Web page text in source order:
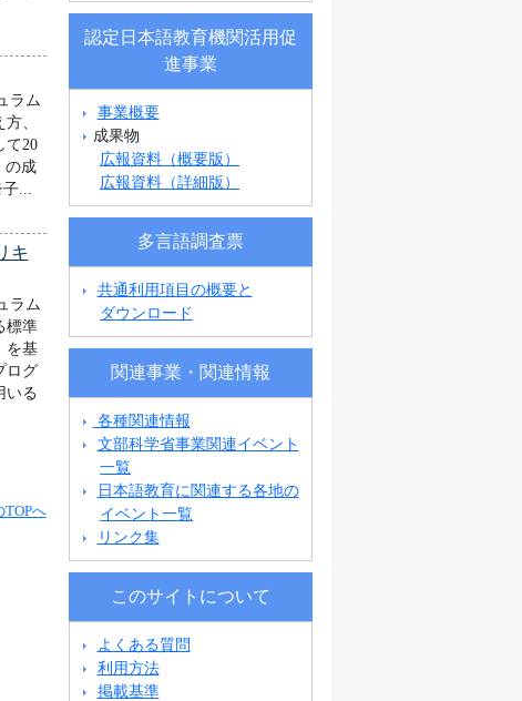
ラム
、
て20
の成
...
キ
ラム
標準
を基
ログ
いる
TOPへ
認定日本語教育機関活用促
進事業
事業概要
成果物
広報資料（概要版）
広報資料（詳細版）
多言語調査票
共通利用項目の概要と
ダウンロード
関連事業・関連情報
各種関連情報
文部科学省事業関連イベント
一覧
日本語教育に関連する各地の
イベント一覧
リンク集
このサイトについて
よくある質問
利用方法
掲載基準